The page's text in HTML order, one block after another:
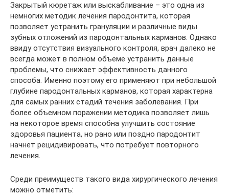
Закрытый кюретаж или выскабливание – это одна из
немногих методик лечения пародонтита, которая
позволяет устранить грануляции и различные виды
зубных отложений из пародонтальных карманов. Однако
ввиду отсутствия визуального контроля, врач далеко не
всегда может в полном объеме устранить данные
проблемы, что снижает эффективность данного
способа. Именно поэтому его применяют при небольшой
глубине пародонтальных карманов, которая характерна
для самых ранних стадий течения заболевания. При
более объемном поражении методика позволяет лишь
на некоторое время способна улучшить состояние
здоровья пациента, но рано или поздно пародонтит
начнет рецидивировать, что потребует повторного
лечения.
Среди преимуществ такого вида хирургического лечения
можно отметить: